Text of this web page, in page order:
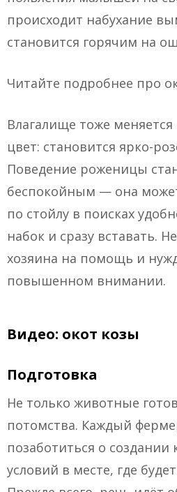
происходит набухание
становится горячим на
Читайте подробнее про
Влагалище тоже
цвет: становится ярко-
Поведение роженицы
беспокойным — она
по стойлу в поисках
набок и сразу вставать.
хозяина на помощь и
повышенном внимании.
Видео: окот козы
Подготовка
Не только животные
потомства. Каждый
позаботиться о
условий в месте, где